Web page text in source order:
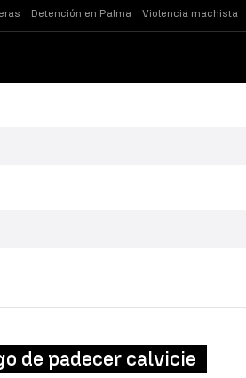
Detención en Palma Violencia machista
de padecer calvicie